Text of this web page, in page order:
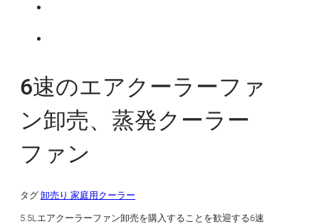
6速のエアクーラーファ
ン卸売、蒸発クーラー
ファン
タグ 卸売り 家庭用クーラー
5.5Lエアクーラーファン卸売を購入することを歓迎する6速